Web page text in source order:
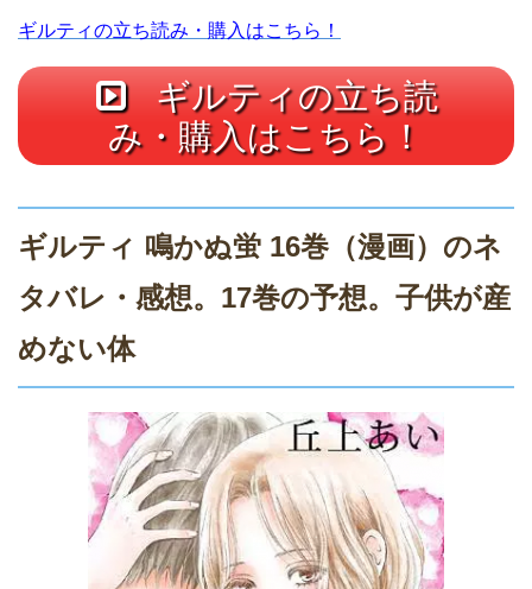
ギルティの立ち読み・購入はこちら！
ギルティの立ち読
み・購入はこちら！
ギルティ 鳴かぬ蛍 16巻（漫画）のネ
タバレ・感想。17巻の予想。子供が産
めない体